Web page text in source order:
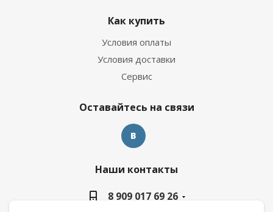
Как купить
Условия оплаты
Условия доставки
Сервис
Оставайтесь на связи
Наши контакты
8 909 017 69 26